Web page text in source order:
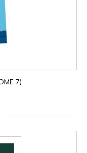
7)